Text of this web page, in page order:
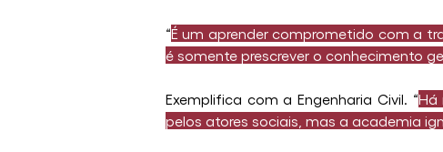
“É um aprender comprometido com a
é somente prescrever o conhecimento
Exemplifica com a Engenharia Civil. “Há
pelos atores sociais, mas a academia